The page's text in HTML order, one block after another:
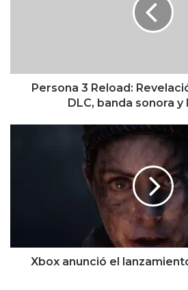
banda
sonoraPersona 3 Reload:
DLC, banda sonora y
Xbox anunció el